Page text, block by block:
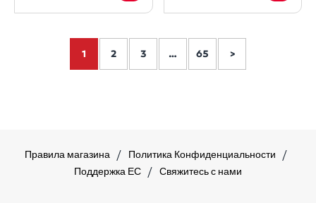
1 2 3 … 65 >
Правила магазина
Политика Конфиденциальности
Поддержка ЕС
Свяжитесь с нами